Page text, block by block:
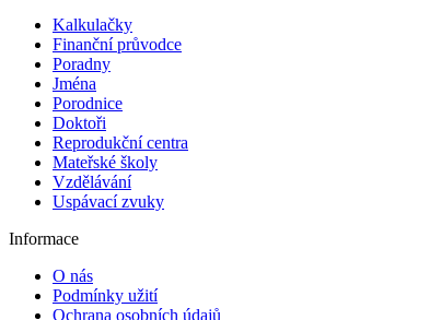
Kalkulačky
Finanční průvodce
Poradny
Jména
Porodnice
Doktoři
Reprodukční centra
Mateřské školy
Vzdělávání
Uspávací zvuky
Informace
O nás
Podmínky užití
Ochrana osobních údajů